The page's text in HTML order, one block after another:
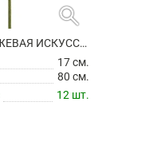
search
ГЕРБЕРА ОРАНЖЕВАЯ ИСКУССТВЕННАЯ
17 см.
80 см.
12 шт.